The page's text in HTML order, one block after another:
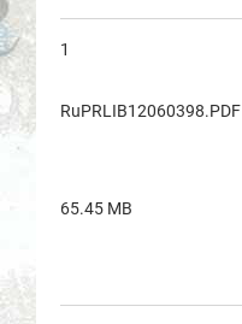
1
RuPRLIB12060398.PDF
65.45 MB